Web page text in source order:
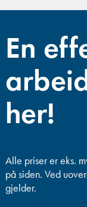
En
her!
Alle priser er eks.
på siden. Ved
gjelder.